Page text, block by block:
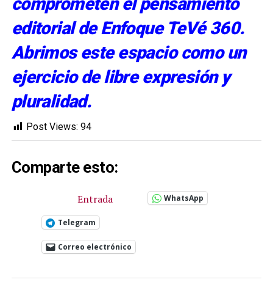
editorial de Enfoque TeVé 360.
Abrimos este espacio como un
ejercicio de libre expresión y
pluralidad.
Post Views: 94
Comparte esto:
Entrada WhatsApp
Telegram
Correo electrónico